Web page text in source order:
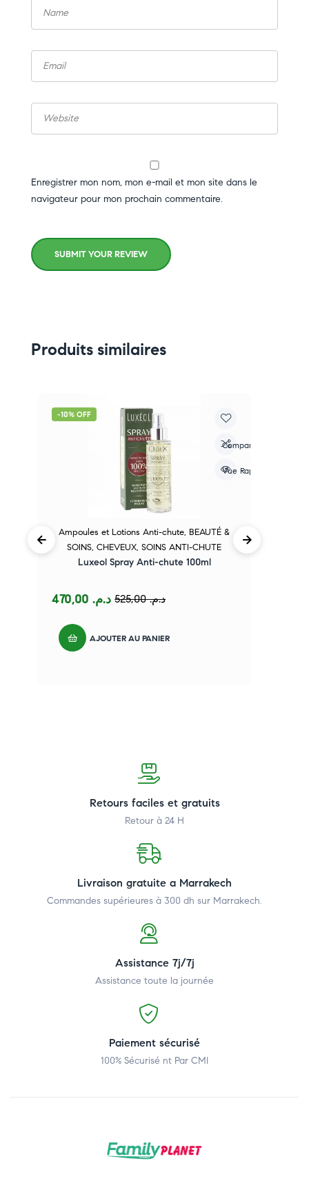
Enregistrer mon nom, mon e-mail et mon site dans le
navigateur pour mon prochain commentaire.
SUBMIT YOUR REVIEW
Produits similaires
-10% OFF
Compare
Vue Rapide
Ampoules et Lotions Anti-chute, BEAUTÉ &
SOINS, CHEVEUX, SOINS ANTI-CHUTE
Luxeol Spray Anti-chute 100ml
د.م.525,00 د.م.
AJOUTER AU PANIER
Retours faciles et gratuits
Retour à 24 H
Livraison gratuite a Marrakech
Commandes supérieures à 300 dh sur Marrakech.
Assistance 7j/7j
Assistance toute la journée
Paiement sécurisé
100% Sécurisé nt Par CMI